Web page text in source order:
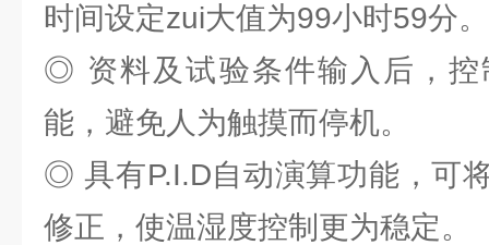
时间设定zui大值为99小时59分。
◎ 资料及试验条件输入后，控
能，避免人为触摸而停机。
◎ 具有P.I.D自动演算功能，可
修正，使温湿度控制更为稳定。